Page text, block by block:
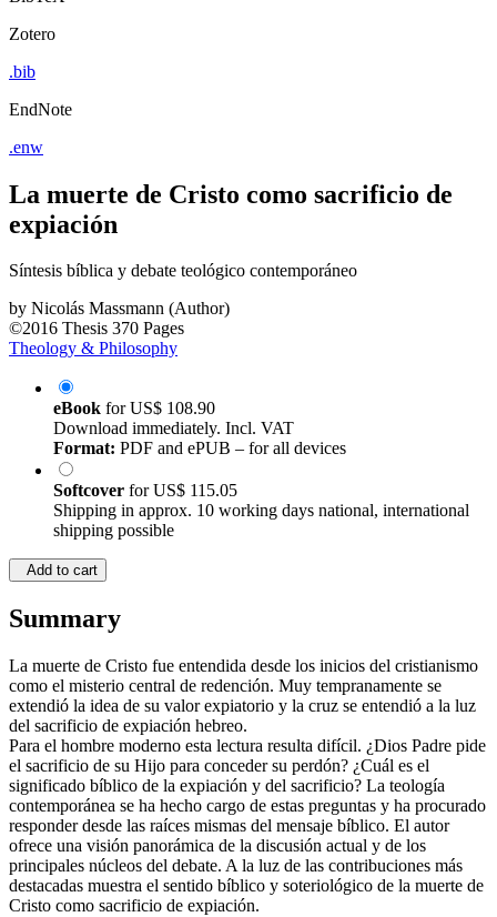
Zotero
.bib
EndNote
.enw
La muerte de Cristo como sacrificio de
expiación
Síntesis bíblica y debate teológico contemporáneo
by Nicolás Massmann (Author)
©2016 Thesis 370 Pages
Theology & Philosophy
eBook forUS$ 108.90
Download immediately. Incl. VAT
Format: PDF and ePUB – for all devices
Softcover forUS$ 115.05
Shipping in approx. 10 working days national, international
shipping possible
Add to cart
Summary
La muerte de Cristo fue entendida desde los inicios del cristianismo
como el misterio central de redención. Muy tempranamente se
extendió la idea de su valor expiatorio y la cruz se entendió a la luz
del sacrificio de expiación hebreo.
Para el hombre moderno esta lectura resulta difícil. ¿Dios Padre pide
el sacrificio de su Hijo para conceder su perdón? ¿Cuál es el
significado bíblico de la expiación y del sacrificio? La teología
contemporánea se ha hecho cargo de estas preguntas y ha procurado
responder desde las raíces mismas del mensaje bíblico. El autor
ofrece una visión panorámica de la discusión actual y de los
principales núcleos del debate. A la luz de las contribuciones más
destacadas muestra el sentido bíblico y soteriológico de la muerte de
Cristo como sacrificio de expiación.